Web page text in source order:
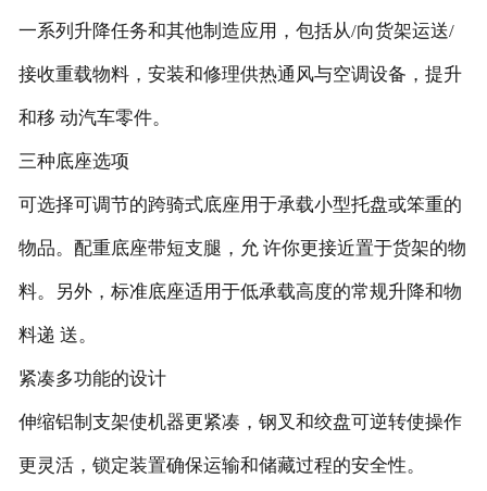
服务保养
曲臂型高空作业平台
直臂型高空作业平台
联系我们
一系列升降任务和其他制造应用，包括从/向货架运送/
接收重载物料，安装和修理供热通风与空调设备，提升
和移 动汽车零件。
三种底座选项
可选择可调节的跨骑式底座用于承载小型托盘或笨重的
物品。配重底座带短支腿，允 许你更接近置于货架的物
料。另外，标准底座适用于低承载高度的常规升降和物
料递 送。
紧凑多功能的设计
伸缩铝制支架使机器更紧凑，钢叉和绞盘可逆转使操作
更灵活，锁定装置确保运输和储藏过程的安全性。